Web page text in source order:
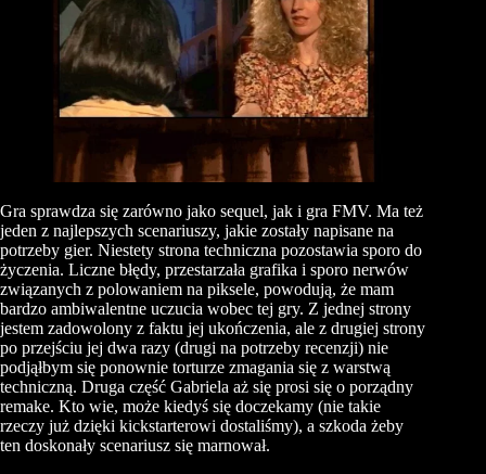
Gra sprawdza się zarówno jako sequel, jak i gra FMV. Ma też
jeden z najlepszych scenariuszy, jakie zostały napisane na
potrzeby gier. Niestety strona techniczna pozostawia sporo do
życzenia. Liczne błędy, przestarzała grafika i sporo nerwów
związanych z polowaniem na piksele, powodują, że mam
bardzo ambiwalentne uczucia wobec tej gry. Z jednej strony
jestem zadowolony z faktu jej ukończenia, ale z drugiej strony
po przejściu jej dwa razy (drugi na potrzeby recenzji) nie
podjąłbym się ponownie torturze zmagania się z warstwą
techniczną. Druga część Gabriela aż się prosi się o porządny
remake. Kto wie, może kiedyś się doczekamy (nie takie
rzeczy już dzięki kickstarterowi dostaliśmy), a szkoda żeby
ten doskonały scenariusz się marnował.